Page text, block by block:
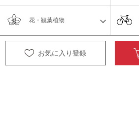
お気に入り登録
花・観葉植物
ペット用品